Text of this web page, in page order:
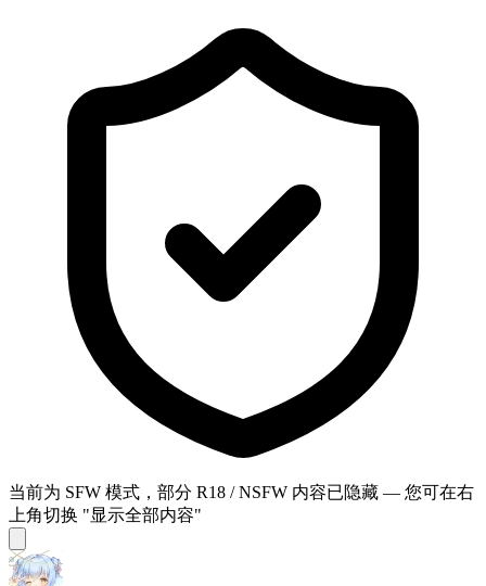
当前为 SFW 模式，部分 R18 / NSFW 内容已隐藏 — 您可在右
上角切换 "显示全部内容"